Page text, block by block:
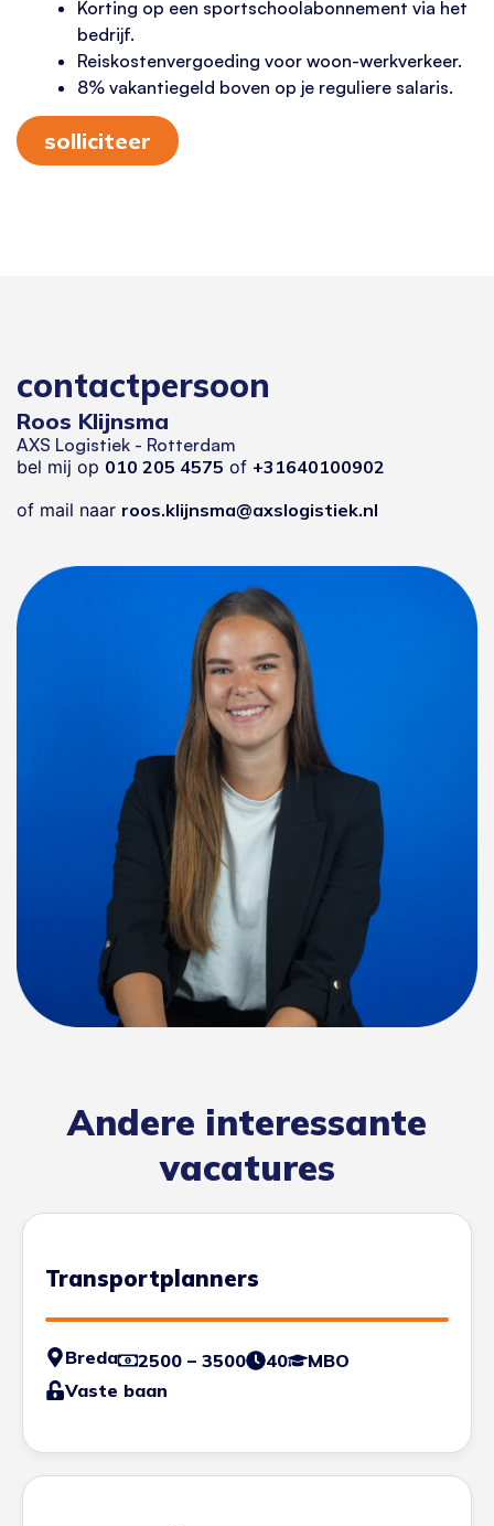
Korting op een sportschoolabonnement via het
bedrijf.
Reiskostenvergoeding voor woon-werkverkeer.
8% vakantiegeld boven op je reguliere salaris.
solliciteer
contactpersoon
Roos Klijnsma
AXS Logistiek - Rotterdam
bel mij op 010 205 4575 of +31640100902
of mail naar roos.klijnsma@axslogistiek.nl
Andere interessante
vacatures
Transportplanners
Breda 2500 – 3500 40
MBO
Vaste baan